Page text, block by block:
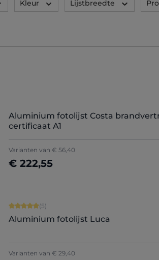
Kleur Lijstbreedte
Aluminium fotolijst Costa
certificaat A1
Varianten van € 56,40
€ 222,55
Details
Gemiddelde waardering van 5 van 5
(5)
Aluminium fotolijst Luca
Varianten van € 29,40